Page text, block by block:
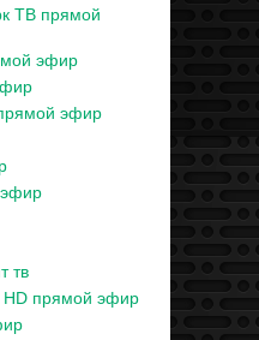
ТВ прямой
эфир
эфир
тв
HD прямой эфир